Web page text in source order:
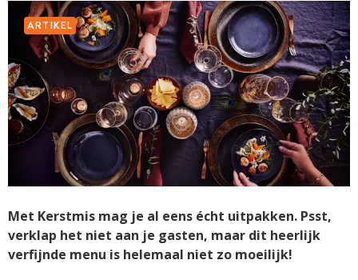
ARTIKEL
Met Kerstmis mag je al eens écht uitpakken. Psst,
verklap het niet aan je gasten, maar dit heerlijk
verfijnde menu is helemaal niet zo moeilijk!